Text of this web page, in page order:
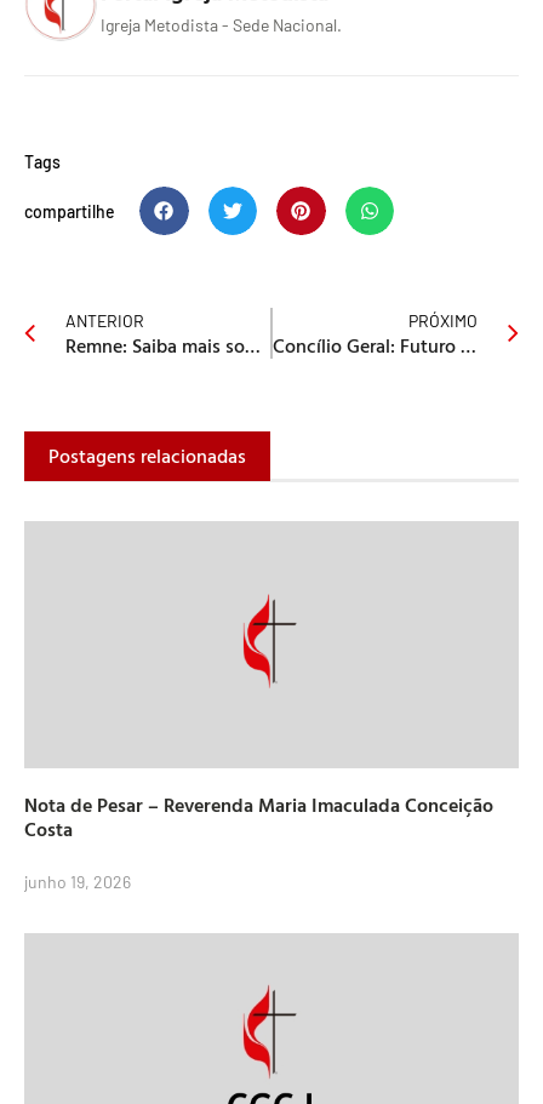
Igreja Metodista - Sede Nacional.
Tags
compartilhe
ANTERIOR
Remne: Saiba mais sobre o Encontro Distrital de Mulheres na Bahia
PRÓXIMO
Concílio Geral: Futuro da Igreja Metodista em avaliação
Postagens relacionadas
Nota de Pesar – Reverenda Maria Imaculada Conceição
Costa
junho 19, 2026